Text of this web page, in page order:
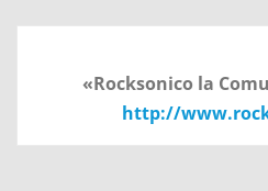
«Rocksonico la
http://